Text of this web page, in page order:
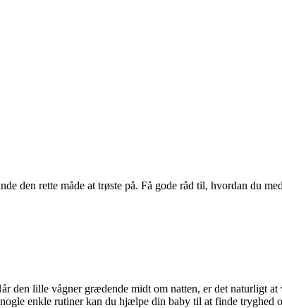
den rette måde at trøste på. Få gode råd til, hvordan du
den lille vågner grædende midt om natten, er det naturligt
enkle rutiner kan du hjælpe din baby til at finde tryghed